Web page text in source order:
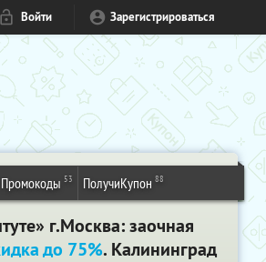
Войти Зарегистрироваться
Промокоды 53 ПолучиКупон 88
г.Москва: заочная
до 75%. Калининград